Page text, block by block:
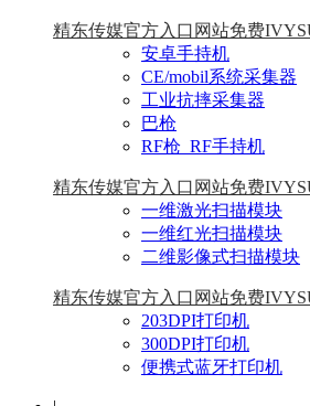
精东传媒官方入口网站免费
安卓手持机
CE/mobil系统采集器
工业抗摔采集器
巴枪
RF枪_RF手持机
精东传媒官方入口网站免费
一维激光扫描模块
一维红光扫描模块
二维影像式扫描模块
精东传媒官方入口网站免费
203DPI打印机
300DPI打印机
便携式蓝牙打印机